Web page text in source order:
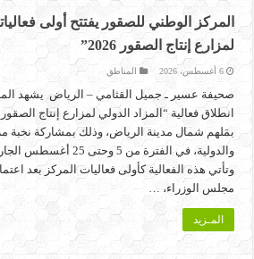
المركز الوطني للصقور يفتتح أولى
لمزارع إنتاج الصقور 2026”
6 أغسطس، 2026 المناطق
صحيفة عسير ـ جميل القثامي – الرياض يشهد
بمَلهم شمال مدينة الرياض، وذلك بمشاركة نخبة
وتأتي هذه الفعالية كأولى فعاليات المركز بعد
مجلس الوزراء، …
المـزيد